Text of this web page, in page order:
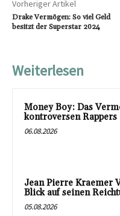
Vorheriger Artikel
Drake Vermögen: So viel Geld
besitzt der Superstar 2024
Weiterlesen
Money Boy: Das
kontroversen Rappers
06.08.2026
Jean Pierre Kraemer
Blick auf seinen
05.08.2026